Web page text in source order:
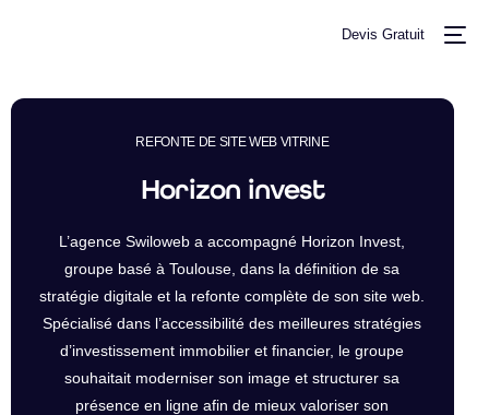
Devis Gratuit
REFONTE DE SITE WEB VITRINE
Horizon invest
L’agence Swiloweb a accompagné Horizon Invest,
groupe basé à Toulouse, dans la définition de sa
stratégie digitale et la refonte complète de son site web.
Spécialisé dans l’accessibilité des meilleures stratégies
d’investissement immobilier et financier, le groupe
souhaitait moderniser son image et structurer sa
présence en ligne afin de mieux valoriser son